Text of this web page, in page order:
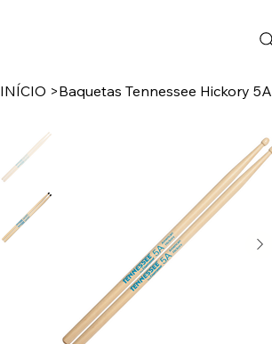
INÍCIO >Baquetas Tennessee Hickory 5A